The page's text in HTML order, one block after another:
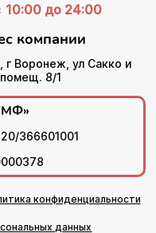
10:00 до 24:00
компании
Воронеж, ул Сакко и
8/1
366601001
конфиденциальности
данных